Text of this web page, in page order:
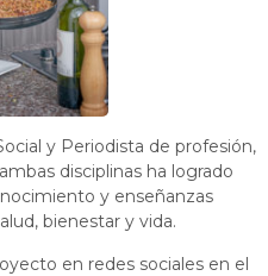
y Periodista de profesión,
disciplinas ha logrado
y enseñanzas
bienestar y vida.
en redes sociales en el